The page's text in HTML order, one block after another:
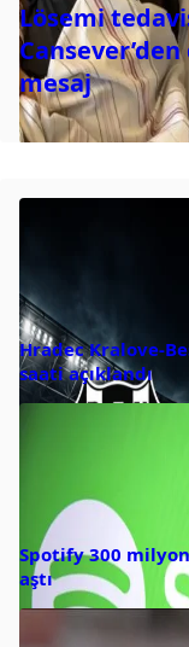
Lösemi
mesaj
Hradec Kralove-
saati açıklandı
Spotify 300 milyon
aştı